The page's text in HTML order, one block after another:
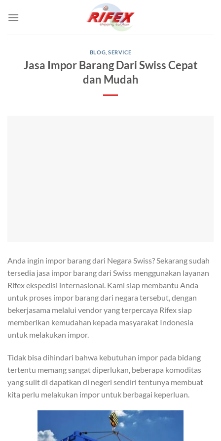
BLOG ,SERVICE
Jasa Impor Barang Dari Swiss Cepat
dan Mudah
Anda ingin impor barang dari Negara Swiss? Sekarang sudah
tersedia jasa impor barang dari Swiss menggunakan layanan
Rifex ekspedisi internasional. Kami siap membantu Anda
untuk proses impor barang dari negara tersebut, dengan
bekerjasama melalui vendor yang terpercaya Rifex siap
memberikan kemudahan kepada masyarakat Indonesia
untuk melakukan impor.
Tidak bisa dihindari bahwa kebutuhan impor pada bidang
tertentu memang sangat diperlukan, beberapa komoditas
yang sulit di dapatkan di negeri sendiri tentunya membuat
kita perlu melakukan impor untuk berbagai keperluan.